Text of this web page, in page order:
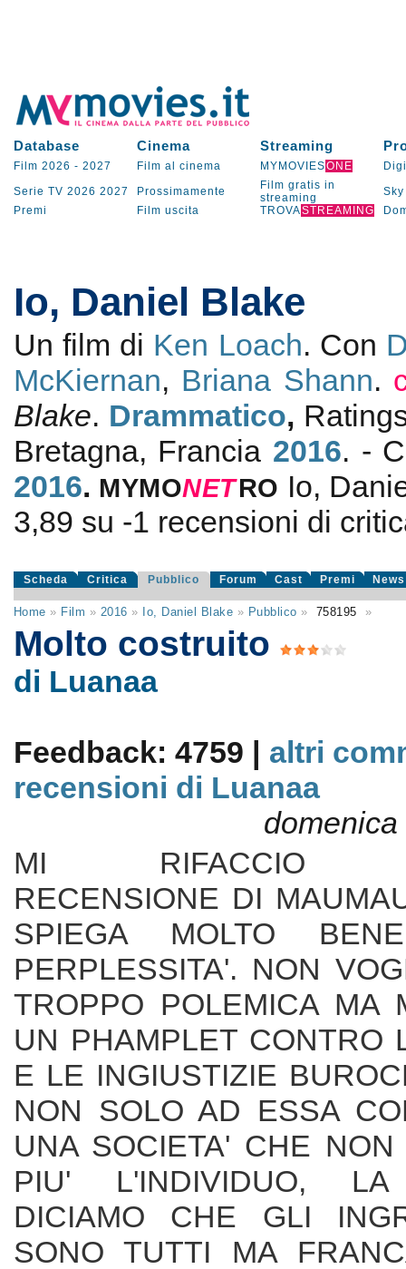
Database Cinema Streaming
Film 2026 - 2027 Film al cinema MYMOVIESONE
Serie TV 2026 2027 Prossimamente
Film gratis in
streaming
Sky
Premi
Film uscita TROVASTREAMING
Io, Daniel Blake
Un film di Ken Loach. Con
McKiernan, Briana Shann.
Blake. Drammatico,
Bretagna, Francia 2016. -
2016. MYMONETRO Io,
3,89 su -1 recensioni di
Scheda Critica Pubblico Forum Cast Premi News
Home » Film » 2016 » Io, Daniel Blake » Pubblico » 758195 »
Molto costruito
di Luanaa
Feedback: 4759 | altri
recensioni di Luanaa
MI RIFACCIO
RECENSIONE DI
SPIEGA MOLTO
PERPLESSITA'. NON
TROPPO POLEMICA MA
UN PHAMPLET CONTRO
E LE INGIUSTIZIE
NON SOLO AD ESSA
UNA SOCIETA' CHE NON
PIU' L'INDIVIDUO, LA
DICIAMO CHE GLI
SONO TUTTI MA